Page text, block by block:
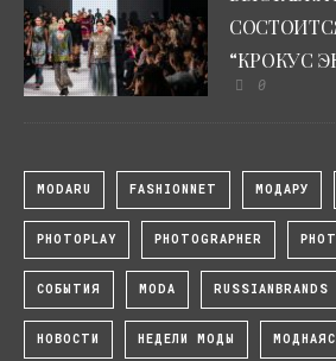
“КРОКУС
0
MODARU FASHIONNET МОДАРУ
PHOTOPLAY PHOTOGRAPHER
СОБЫТИЯ MODA RUSSIANBRANDS
НОВОСТИ НЕДЕЛИ МОДЫ